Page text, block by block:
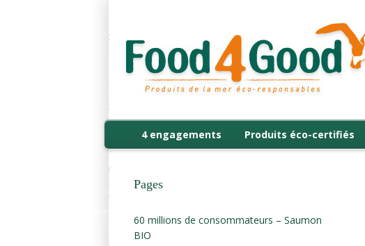
4 engagements Produits éco-certifiés
Pages
60 millions de consommateurs – Saumon
BIO